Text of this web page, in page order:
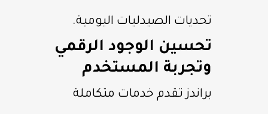
تحديات الصيدليات اليومية.
تحسين الوجود الرقمي
وتجربة المستخدم
براندز تقدم خدمات متكاملة